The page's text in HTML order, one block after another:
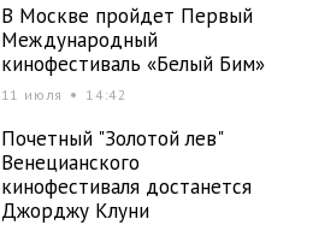
В Москве пройдет Первый
Международный
кинофестиваль «Белый Бим»
11 июля 14:42
Почетный "Золотой лев"
Венецианского
кинофестиваля достанется
Джорджу Клуни